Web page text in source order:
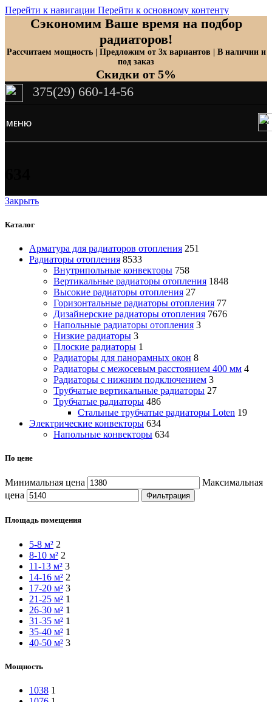
Перейти к навигации Перейти к основному контенту
Сэкономим Ваше время на подбор
радиаторов!
Рассчитаем мощность | Предложим от 3х вариантов | В наличии и
под заказ
Скидки от 5%
375(29) 660-14-56
МЕНЮ
Закрыть
Каталог
Арматура для радиаторов отопления 251
Радиаторы отопления 8533
Внутрипольные конвекторы 758
Вертикальные радиаторы отопления 1848
Высокие радиаторы отопления 27
Горизонтальные радиаторы отопления 77
Дизайнерские радиаторы отопления 7676
Напольные радиаторы отопления 3
Низкие радиаторы 3
Плоские радиаторы 1
Радиаторы для панорамных окон 8
Радиаторы с межосевым расстоянием 400 мм 4
Радиаторы с нижним подключением 3
Трубчатые вертикальные радиаторы 27
Трубчатые радиаторы 486
Cтальные трубчатые радиаторы Loten 19
Электрические конвекторы 634
Напольные конвекторы 634
По цене
Минимальная цена
Максимальная
цена
Фильтрация
Площадь помещения
5-8 м² 2
8-10 м² 2
11-13 м² 3
14-16 м² 2
17-20 м² 3
21-25 м² 1
26-30 м² 1
31-35 м² 1
35-40 м² 1
40-50 м² 3
Мощность
1038 1